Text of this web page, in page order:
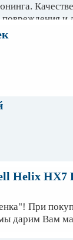
и т. д.
Helix HX7
При
дарим Вам